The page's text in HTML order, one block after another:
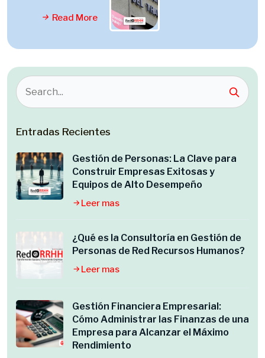
Read More
Entradas Recientes
Gestión de Personas: La Clave para
Construir Empresas Exitosas y
Equipos de Alto Desempeño
Leer mas
¿Qué es la Consultoría en Gestión de
Personas de Red Recursos Humanos?
Leer mas
Gestión Financiera Empresarial:
Cómo Administrar las Finanzas de una
Empresa para Alcanzar el Máximo
Rendimiento